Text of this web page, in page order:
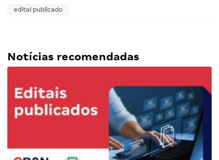
edital publicado
Notícias recomendadas